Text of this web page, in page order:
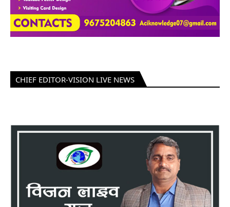
CHIEF EDITOR-VISION LIVE NEWS